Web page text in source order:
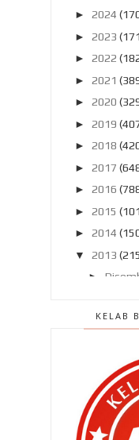
► 2024
► 2023
► 2022
► 2021
► 2020
► 2019
► 2018
► 2017
► 2016
► 2015
► 2014
▼
2013
►
►
Ogos
►Julai
►
Jun
►
Mei
KELAB